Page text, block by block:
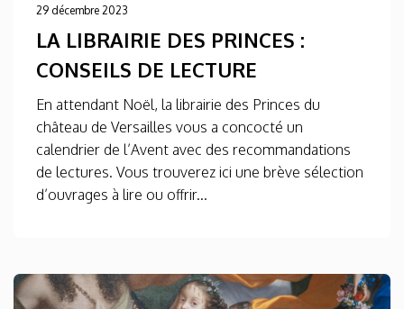
29 décembre 2023
LA LIBRAIRIE DES PRINCES :
CONSEILS DE LECTURE
En attendant Noël, la librairie des Princes du
château de Versailles vous a concocté un
calendrier de l’Avent avec des recommandations
de lectures. Vous trouverez ici une brève sélection
d’ouvrages à lire ou offrir...